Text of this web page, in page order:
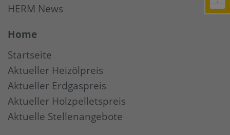
HERM News
Home
Startseite
Aktueller Heizölpreis
Aktueller Erdgaspreis
Aktueller Holzpelletspreis
Aktuelle Stellenangebote